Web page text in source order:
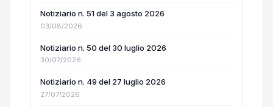
Notiziario n. 51 del 3 agosto 2026
03/08/2026
Notiziario n. 50 del 30 luglio 2026
30/07/2026
Notiziario n. 49 del 27 luglio 2026
27/07/2026